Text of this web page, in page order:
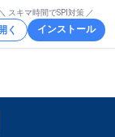
＼ スキマ時間でSPI対策 ／
開く インストール